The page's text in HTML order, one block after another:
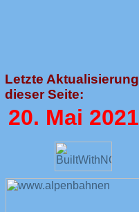
Letzte Aktualisierung
dieser Seite:
20. Mai 2021